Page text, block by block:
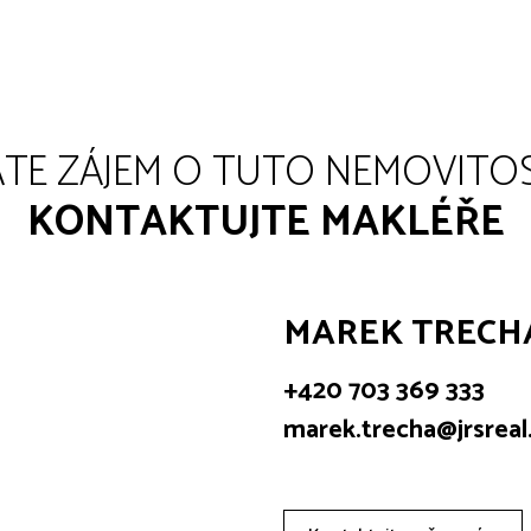
ZÁJEM O TUTO
KONTAKTUJTE MAKLÉŘE
MAREK
+420 703 369 333